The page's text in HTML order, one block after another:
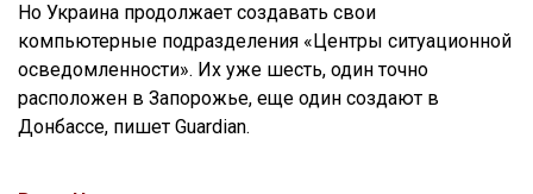
Но Украина продолжает создавать свои
компьютерные подразделения «Центры ситуационной
осведомленности». Их уже шесть, один точно
расположен в Запорожье, еще один создают в
Донбассе, пишет Guardian.